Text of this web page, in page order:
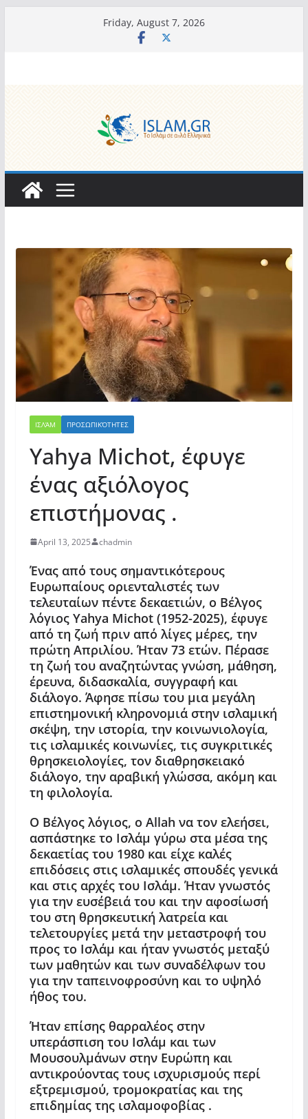
Friday, August 7, 2026
ΙΣΛΆΜ ΠΡΟΣΩΠΙΚΌΤΗΤΕΣ
Yahya Michot, έφυγε
ένας αξιόλογος
επιστήμονας .
April 13, 2025 chadmin
Ένας από τους σημαντικότερους
Ευρωπαίους οριενταλιστές των
τελευταίων πέντε δεκαετιών, ο Βέλγος
λόγιος Yahya Michot (1952-2025), έφυγε
από τη ζωή πριν από λίγες μέρες, την
πρώτη Απριλίου. Ήταν 73 ετών. Πέρασε
τη ζωή του αναζητώντας γνώση, μάθηση,
έρευνα, διδασκαλία, συγγραφή και
διάλογο. Άφησε πίσω του μια μεγάλη
επιστημονική κληρονομιά στην ισλαμική
σκέψη, την ιστορία, την κοινωνιολογία,
τις ισλαμικές κοινωνίες, τις συγκριτικές
θρησκειολογίες, τον διαθρησκειακό
διάλογο, την αραβική γλώσσα, ακόμη και
τη φιλολογία.
Ο Βέλγος λόγιος, ο Allah να τον ελεήσει,
ασπάστηκε το Ισλάμ γύρω στα μέσα της
δεκαετίας του 1980 και είχε καλές
επιδόσεις στις ισλαμικές σπουδές γενικά
και στις αρχές του Ισλάμ. Ήταν γνωστός
για την ευσέβειά του και την αφοσίωσή
του στη θρησκευτική λατρεία και
τελετουργίες μετά την μεταστροφή του
προς το Ισλάμ και ήταν γνωστός μεταξύ
των μαθητών και των συναδέλφων του
για την ταπεινοφροσύνη και το υψηλό
ήθος του.
Ήταν επίσης θαρραλέος στην
υπεράσπιση του Ισλάμ και των
Μουσουλμάνων στην Ευρώπη και
αντικρούοντας τους ισχυρισμούς περί
εξτρεμισμού, τρομοκρατίας και της
επιδημίας της ισλαμοφοβίας .